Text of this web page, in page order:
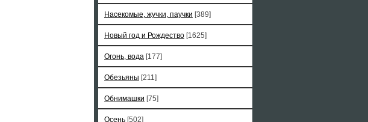
Насекомые, жучки, паучки [389]
Новый год и Рождество [1625]
Огонь, вода [177]
Обезьяны [211]
Обнимашки [75]
Осень [502]